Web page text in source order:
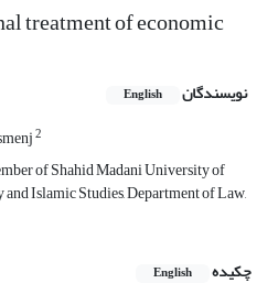
treatment of economic
نویسندگان English
2
of Shahid Madani University of
Islamic Studies, Department of Law,
چکیده
English